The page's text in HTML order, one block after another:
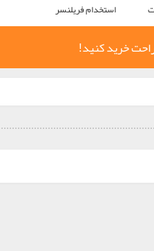
استخدام فریلنسر
خرید کنید!